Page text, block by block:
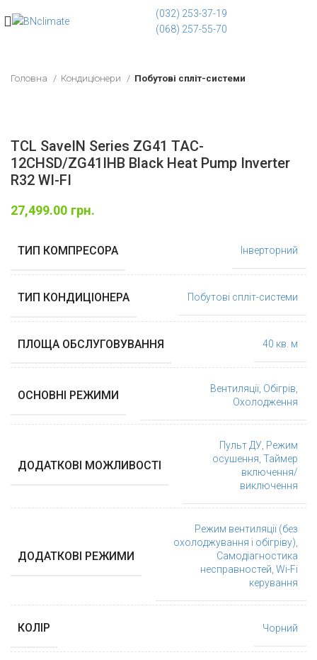
(032) 253-37-19
(068) 257-55-70
Головна Кондиціонери Побутові спліт-системи
TCL SaveIN Series ZG41 TAC-
12CHSD/ZG41IHB Black Heat Pump Inverter
R32 WI-FI
27,499.00 грн.
ТИП КОМПРЕСОРА Інверторний
ТИП КОНДИЦІОНЕРА Побутові спліт-системи
ПЛОЩА ОБСЛУГОВУВАННЯ 40 кв. м
ОСНОВНІ РЕЖИМИ Вентиляції, Обігрів,
Охолодження
ДОДАТКОВІ МОЖЛИВОСТІ
Пульт ДУ, Режим
осушення, Таймер
включення/
виключення
ДОДАТКОВІ РЕЖИМИ
Режим вентиляції (без
охолоджування і обігріву),
Самодіагностика
несправностей, Wi-Fi
керування
КОЛІР Чорний